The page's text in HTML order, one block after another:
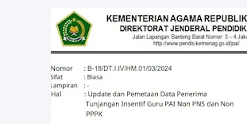
BOS dan PIP